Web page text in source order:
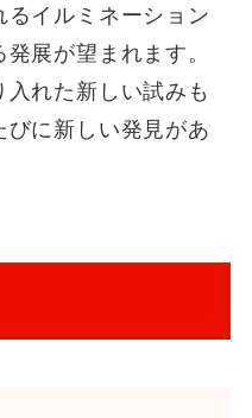
イルミネーション
展が望まれます。
れた新しい試みも
に新しい発見があ